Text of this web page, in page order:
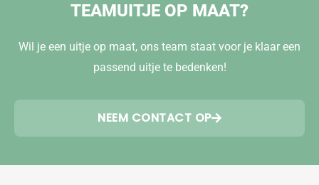
TEAMUITJE OP MAAT?
Wil je een uitje op maat, ons team staat voor je klaar een
passend uitje te bedenken!
NEEM CONTACT OP